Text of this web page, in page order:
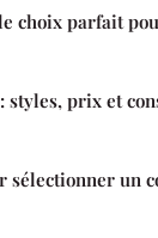
choix parfait
styles, prix et
sélectionner un